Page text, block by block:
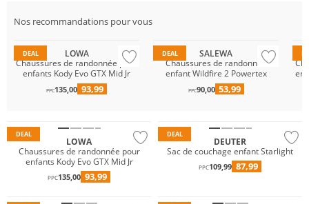
Nos recommandations pour vous
DEAL
Résistant à l'eau
LOWA
Chaussures de randonnée pour
enfants Kody Evo GTX Mid Jr
PPC135,00 93,99
DEAL
SALEWA
Chaussures de randonnée
enfant Wildfire 2 Powertex
PPC90,00 53,99
DEAL
Résistant à l'eau
LOWA
Chaussures de randonnée pour
enfants Kody Evo GTX Mid Jr
PPC135,00 93,99
DEAL
DEUTER
Sac de couchage enfant Starlight
PPC109,99 87,99